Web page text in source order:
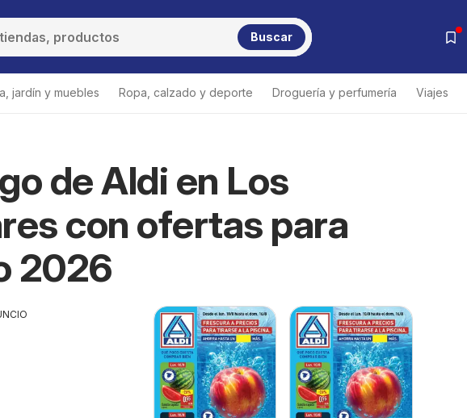
Buscar
jardín y muebles Ropa, calzado y deporte Droguería y perfumería Viajes
de Aldi en Los
con ofertas para
2026